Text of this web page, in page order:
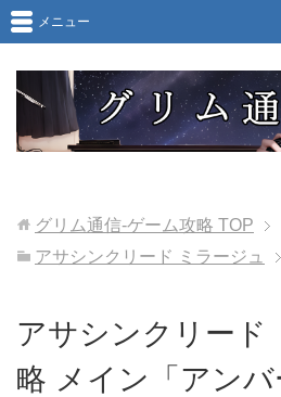
メニュー
グリム通信-ゲーム攻略 TOP
アサシンクリード ミラージュ
アサシンクリード
略 メイン「アン